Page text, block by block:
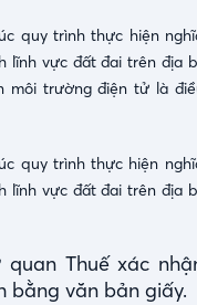
quy trình thực hiện
lĩnh vực đất đai trên địa
môi trường điện tử là
quy trình thực hiện
lĩnh vực đất đai trên địa
Thuế xác
bằng văn bản giấy.